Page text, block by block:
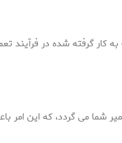
شده در فرآیند
می گردد، که این امر